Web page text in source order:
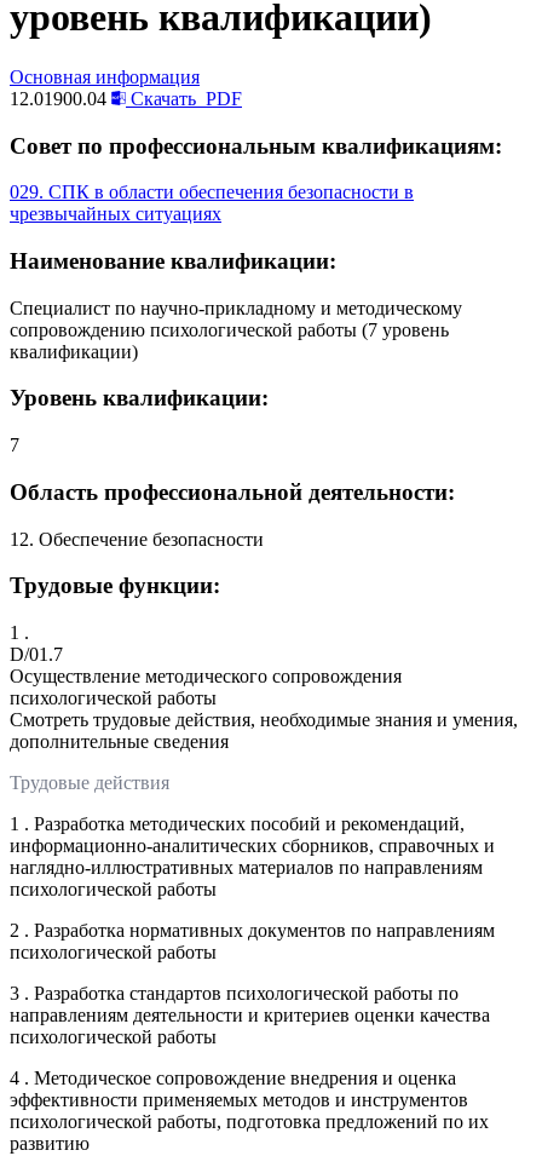
уровень квалификации)
Основная информация
12.01900.04
Скачать PDF
Совет по профессиональным квалификациям:
029. СПК в области обеспечения безопасности в
чрезвычайных ситуациях
Наименование квалификации:
Специалист по научно-прикладному и методическому
сопровождению психологической работы (7 уровень
квалификации)
Уровень квалификации:
7
Область профессиональной деятельности:
12. Обеспечение безопасности
Трудовые функции:
1 .
D/01.7
Осуществление методического сопровождения
психологической работы
Смотреть трудовые действия, необходимые знания и умения,
дополнительные сведения
Трудовые действия
1 . Разработка методических пособий и рекомендаций,
информационно-аналитических сборников, справочных и
наглядно-иллюстративных материалов по направлениям
психологической работы
2 . Разработка нормативных документов по направлениям
психологической работы
3 . Разработка стандартов психологической работы по
направлениям деятельности и критериев оценки качества
психологической работы
4 . Методическое сопровождение внедрения и оценка
эффективности применяемых методов и инструментов
психологической работы, подготовка предложений по их
развитию